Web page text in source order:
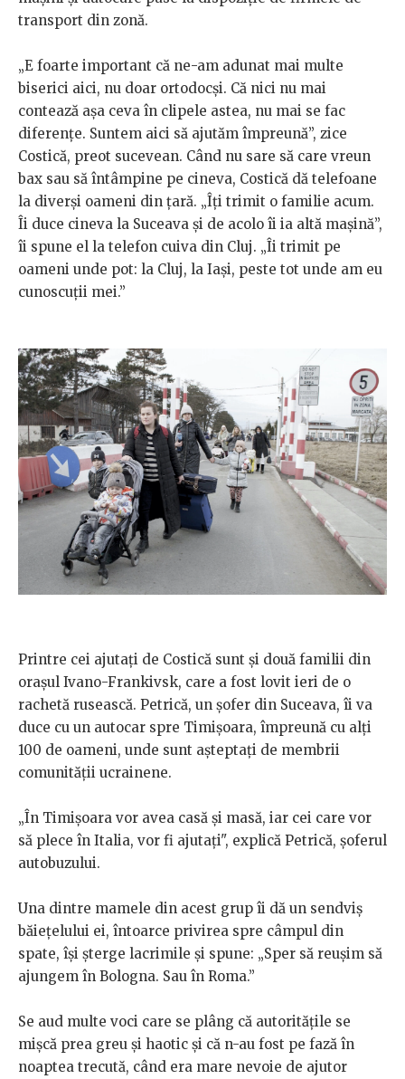
transport din zonă.
„E foarte important că ne-am adunat mai multe
biserici aici, nu doar ortodocși. Că nici nu mai
contează așa ceva în clipele astea, nu mai se fac
diferențe. Suntem aici să ajutăm împreună”, zice
Costică, preot sucevean. Când nu sare să care vreun
bax sau să întâmpine pe cineva, Costică dă telefoane
la diverși oameni din țară. „Îți trimit o familie acum.
Îi duce cineva la Suceava și de acolo îi ia altă mașină”,
îi spune el la telefon cuiva din Cluj. „Îi trimit pe
oameni unde pot: la Cluj, la Iași, peste tot unde am eu
cunoscuții mei.”
Printre cei ajutați de Costică sunt și două familii din
orașul Ivano-Frankivsk, care a fost lovit ieri de o
rachetă rusească. Petrică, un șofer din Suceava, îi va
duce cu un autocar spre Timișoara, împreună cu alți
100 de oameni, unde sunt așteptați de membrii
comunității ucrainene.
„În Timișoara vor avea casă și masă, iar cei care vor
să plece în Italia, vor fi ajutați", explică Petrică, șoferul
autobuzului.
Una dintre mamele din acest grup îi dă un sendviș
băiețelului ei, întoarce privirea spre câmpul din
spate, își șterge lacrimile și spune: „Sper să reușim să
ajungem în Bologna. Sau în Roma.”
Se aud multe voci care se plâng că autoritățile se
mișcă prea greu și haotic și că n-au fost pe fază în
noaptea trecută, când era mare nevoie de ajutor